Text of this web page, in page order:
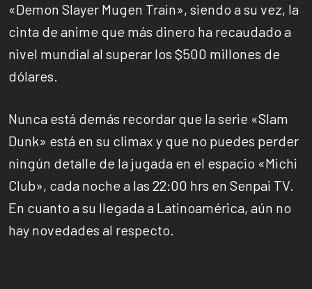
«Demon Slayer Mugen Train», siendo a su vez, la
cinta de anime que más dinero ha recaudado a
nivel mundial al superar los $500 millones de
dólares.
Nunca está demás recordar que la serie «Slam
Dunk» está en su climax y que no puedes perder
ningún detalle de la jugada en el espacio «Michi
Club», cada noche a las 22:00 hrs en Senpai TV.
En cuanto a su llegada a Latinoamérica, aún no
hay novedades al respecto.